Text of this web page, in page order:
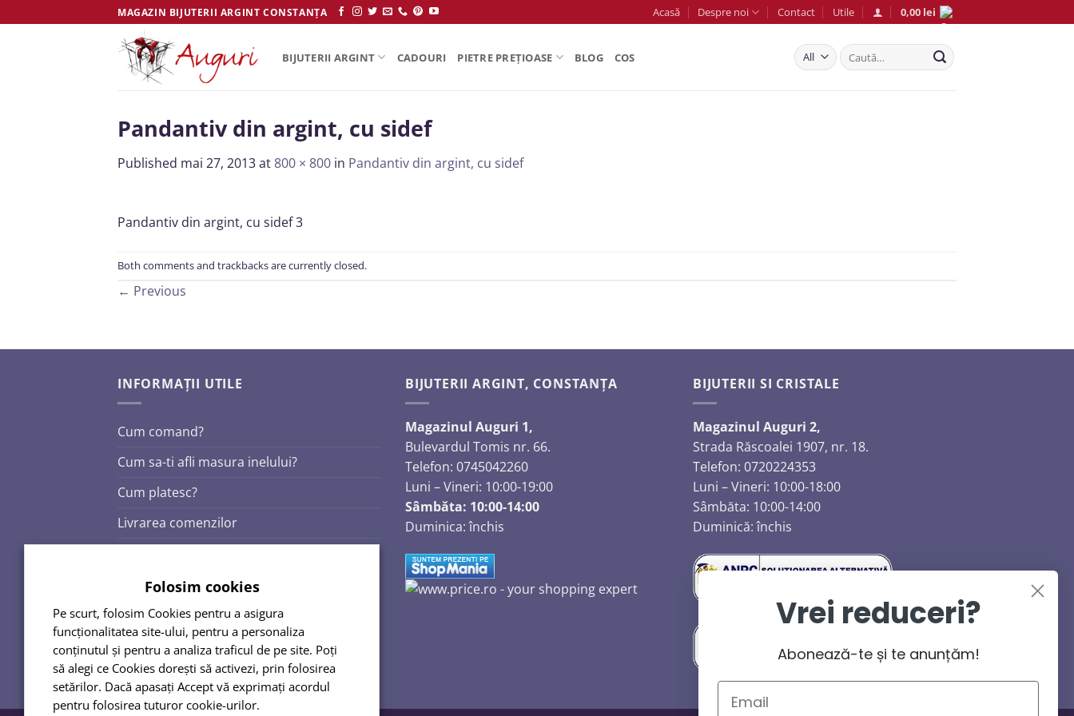
to
MAGAZIN BIJUTERII ARGINT CONSTANȚA Acasă Despre noi Contact Utile 0,00 lei
BIJUTERII ARGINT CADOURI PIETRE PREȚIOASE BLOG COS
Caută
după:
Pandantiv din argint, cu sidef
Published mai 27, 2013at800 × 800 in Pandantiv din argint, cu sidef
Pandantiv din argint, cu sidef 3
Both comments and trackbacks are currently closed.
← Previous
INFORMAȚII UTILE
Cum comand?
Cum sa-ti afli masura inelului?
Cum platesc?
Livrarea comenzilor
Termeni si conditii
Politica de confidentialitate
BIJUTERII ARGINT, CONSTANȚA
Magazinul Auguri 1,
Bulevardul Tomis nr. 66.
Telefon: 0745042260
Luni – Vineri: 10:00-19:00
Sâmbăta: 10:00-14:00
Duminica: închis
BIJUTERII SI CRISTALE
Magazinul Auguri 2,
Strada Răscoalei 1907, nr. 18.
Telefon: 0720224353
Luni – Vineri: 10:00-18:00
Sâmbăta: 10:00-14:00
Duminică: închis
Folosim cookies
Pe scurt, folosim Cookies pentru a asigura
funcționalitatea site-ului, pentru a personaliza
conținutul și pentru a analiza traficul de pe site. Poți
să alegi ce Cookies dorești să activezi, prin folosirea
setărilor. Dacă apasați Accept vă exprimați acordul
pentru folosirea tuturor cookie-urilor.
Vrei reduceri?
Abonează-te și te anunțăm!